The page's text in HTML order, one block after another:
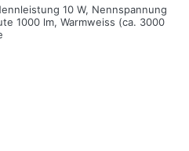
10 W, Nennspannung
1000 lm, Warmweiss (ca. 3000